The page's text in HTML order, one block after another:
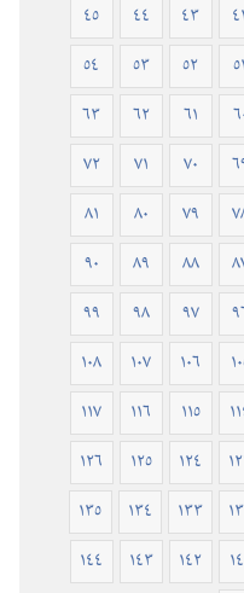
٤٣ ٤٤
٤٥
٥١ ٥٢ ٥٣
٥٤
٦١ ٦٢
٦٣
٧٠ ٧١
٧٢
٧٩ ٨٠
٨١
٨٨ ٨٩
٩٠
٩٧ ٩٨
٩٩
١٠٦ ١٠٧
١٠٨
١١٥ ١١٦
١١٧
١٢٤ ١٢٥
١٢٦
١٣٣ ١٣٤
١٣٥
١٤٢ ١٤٣
١٤٤